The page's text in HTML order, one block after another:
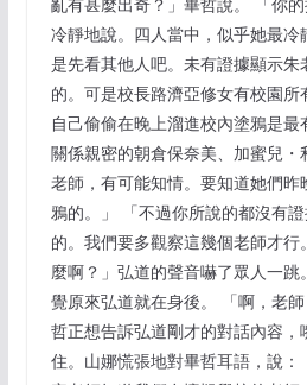
冷靜地說。四人當中，似乎她最冷
是先看其他人吧。未有證據顯示朱
的。可是校長路濟亞修女有校園
自己偷偷在晚上溜進校內塗鴉是
關係親密的朝倉保奈美、加蜜兒・
老師，有可能知情。要知道她們昨
鴉的。」 「不過你所說的都沒有
的。我們要多觀察這幾個老師才
麼啊？」弘道的聲音嚇了眾人一
覺原來弘道就在身後。 「啊，老
哲正想告訴弘道剛才的對話內容，
住。山娜慌張地對畢哲耳語，說：